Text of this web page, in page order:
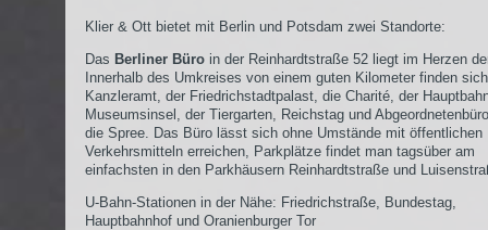
Klier & Ott bietet mit Berlin und Potsdam zwei Standorte:
Das Berliner Büro in der Reinhardtstraße 52 liegt im Herzen
Innerhalb des Umkreises von einem guten Kilometer finden
Kanzleramt, der Friedrichstadtpalast, die Charité, der
Museumsinsel, der Tiergarten, Reichstag und
die Spree. Das Büro lässt sich ohne Umstände mit öffentlichen
Verkehrsmitteln erreichen, Parkplätze findet man tagsüber am
einfachsten in den Parkhäusern Reinhardtstraße und
U-Bahn-Stationen in der Nähe: Friedrichstraße, Bundestag,
Hauptbahnhof und Oranienburger Tor